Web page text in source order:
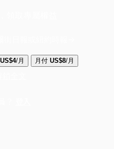
US$4/月 月付 US$8/月